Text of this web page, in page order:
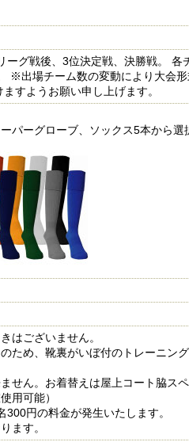
ーグ戦後、3位決定戦、決勝戦。 各
※出場チーム数の変動により大会形
すようお願い申し上げます。
パーグローブ、ソックス5本から選
はございません。
ため、靴裏がいぼ付のトレーニン
せん。お着替えは屋上コート脇ス
用可能）
300円の料金が発生いたします。
ます。